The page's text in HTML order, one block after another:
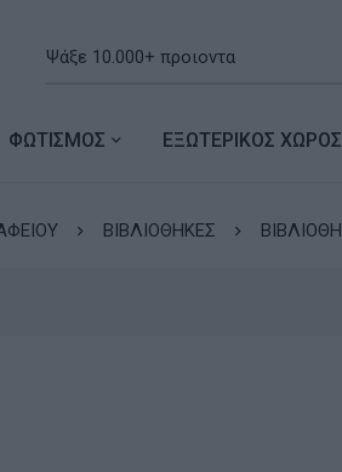
ΦΩΤΙΣΜΟΣ ΕΞΩΤΕΡΙΚΟΣ ΧΩΡΟΣ
ΒΙΒΛΙΟΘΗΚΕΣ